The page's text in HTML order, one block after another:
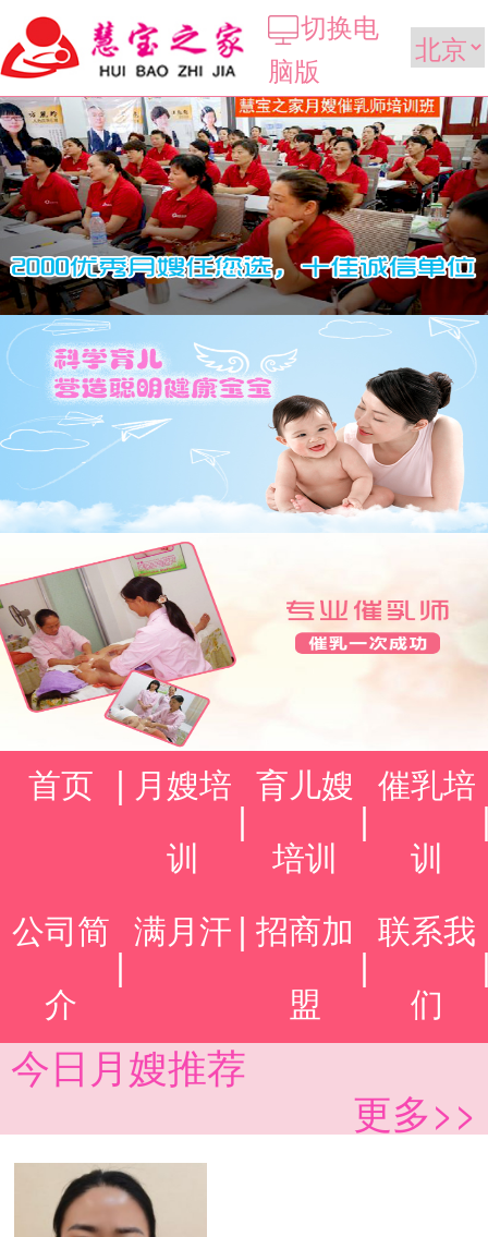
切换电
脑版
首页
月嫂培
训
育儿嫂
培训
催乳培
训
公司简
介
满月汗 招商加
盟
联系我
们
今日月嫂推荐
更多>>